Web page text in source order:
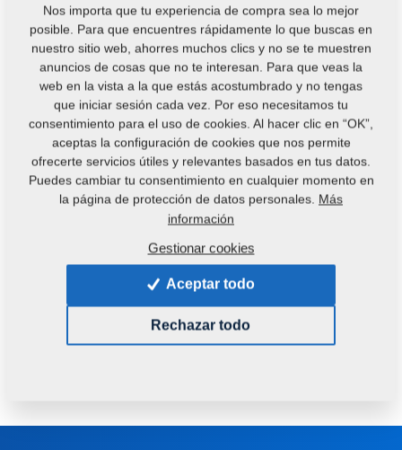
unidad de trabajo, base del proceso de extrusión; Hemos
elegido el diseño de un contenedor basculante
longitudinalmente con una apertura de material integrada,
lo que facilita y acelera en gran medida su desmontaje, en
comparación con las cámaras cilíndricas originales.
Entre las ventajas de esta extrusora se encuentra el
sistema de segmentos internos reemplazables de las
inserciones de fricción, los cuales se someten a
considerables esfuerzo durante el calentamiento del
material a la temperatura y presión de operación (140°C y
Estas innovaciones permiten un gran ahorro de tiempo
para la sustitución de las piezas de desgaste o realizar el
mantenimiento del aparato, y así prácticamente eliminar
Nos importa que tu experiencia de compra sea lo mejor
posible. Para que encuentres rápidamente lo que buscas en
nuestro sitio web, ahorres muchos clics y no se te muestren
anuncios de cosas que no te interesan. Para que veas la
web en la vista a la que estás acostumbrado y no tengas
que iniciar sesión cada vez. Por eso necesitamos tu
consentimiento para el uso de cookies. Al hacer clic en “OK”,
aceptas la configuración de cookies que nos permite
ofrecerte servicios útiles y relevantes basados en tus datos.
Puedes cambiar tu consentimiento en cualquier momento en
la página de protección de datos personales. Más
información
Gestionar cookies
Aceptar todo
Rechazar todo